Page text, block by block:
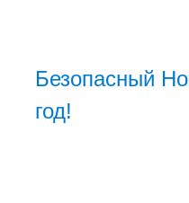
Безопасный
год!